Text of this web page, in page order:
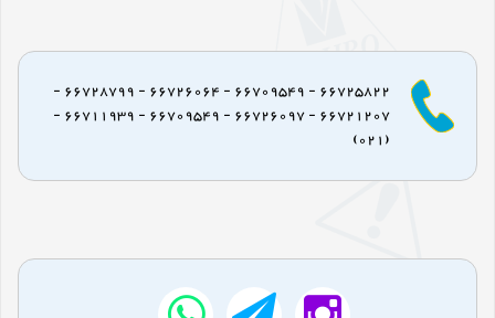
66725822 - 66709549 - 66726064 - 66728799 -
66721207 - 66726097 - 66709549 - 66711939 -
(021)